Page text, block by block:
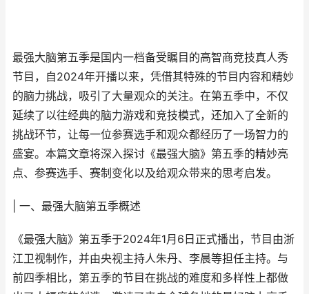
最强大脑第五季是国内一档备受瞩目的高智商竞技真人秀
节目，自2024年开播以来，凭借其特殊的节目内容和精妙
的脑力挑战，吸引了大量观众的关注。在第五季中，不仅
延续了以往经典的脑力游戏和竞技模式，还加入了全新的
挑战环节，让每一位参赛选手和观众都经历了一场智力的
盛宴。本篇文章将深入探讨《最强大脑》第五季的精妙亮
点、参赛选手、赛制变化以及给观众带来的思考启发。
| 一、最强大脑第五季概述
《最强大脑》第五季于2024年1月6日正式播出，节目由浙
江卫视制作，并由央视主持人朱丹、李晨等担任主持。与
前四季相比，第五季的节目在挑战的难度和多样性上都做